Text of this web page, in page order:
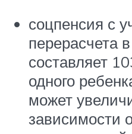
соцпенсия с
перерасчета
составляет
одного
может
зависимости